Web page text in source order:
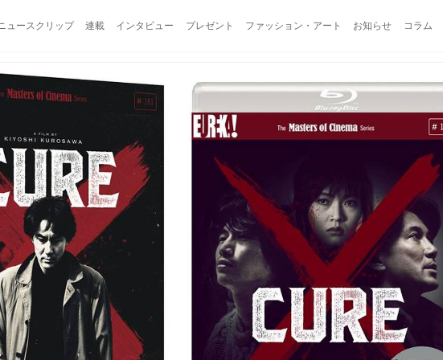
ュースクリップ 連載 インタビュー プレゼント ファッション・アート お知らせ コラム